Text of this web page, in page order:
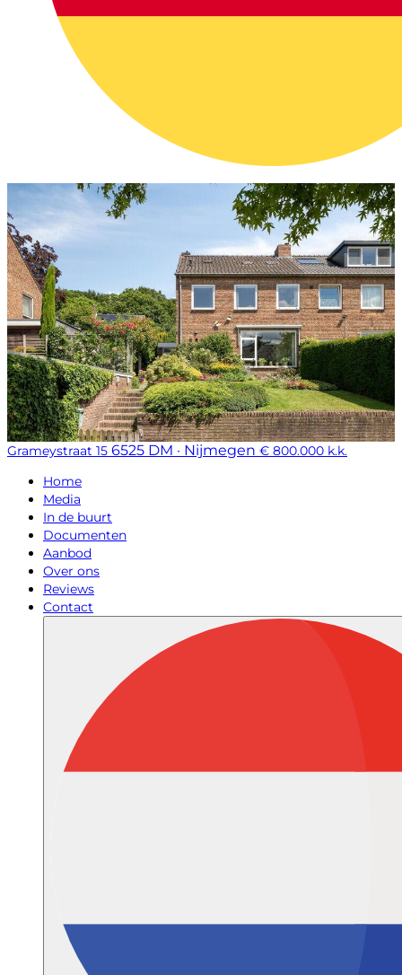
Grameystraat 15 6525 DM · Nijmegen € 800.000 k.k.
Home
Media
In de buurt
Documenten
Aanbod
Over ons
Reviews
Contact